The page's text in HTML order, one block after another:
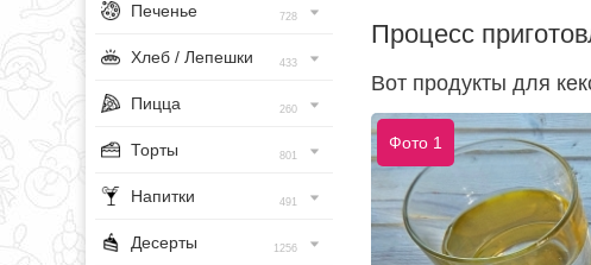
Печенье 728
Хлеб / Лепешки 433
Пицца 260
Торты 801
Напитки 491
Десерты 1256
Процесс
Вот продукты для
Фото 1